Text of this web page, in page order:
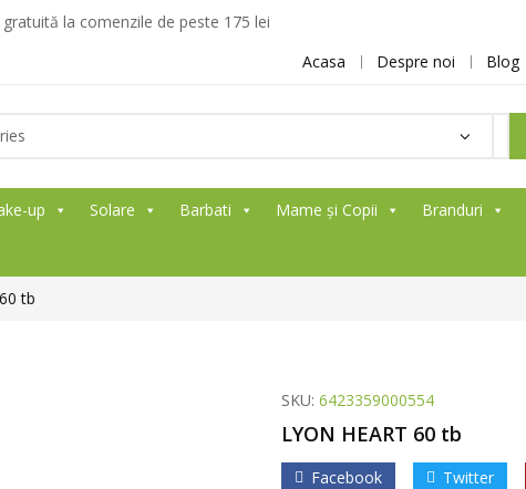
la comenzile de peste 175 lei
Acasa
Despre noi Blog
up Solare Barbati Mame și Copii Branduri
tb
SKU: 6423359000554
LYON HEART 60 tb
Facebook Twitter